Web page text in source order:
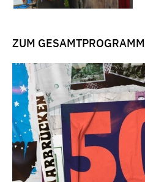
ZUM GESAMTPROGRAMM